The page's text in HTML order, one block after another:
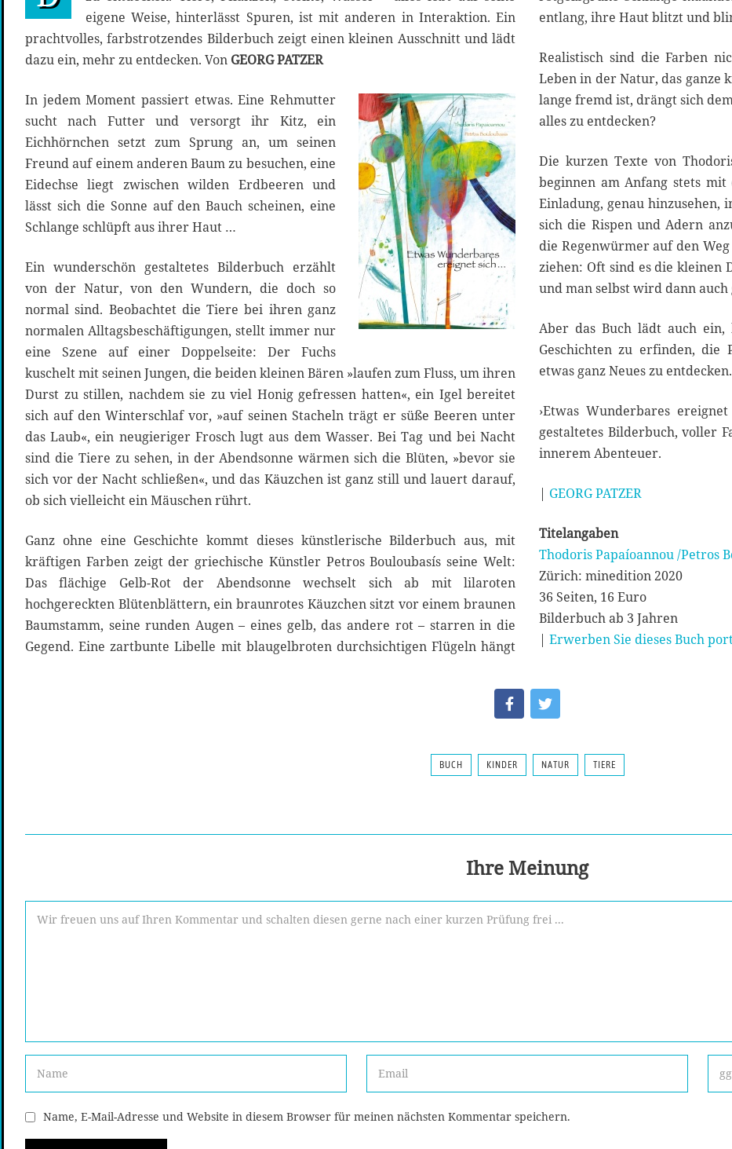
e
m
e
r
2
0
0
eigene Weise, hinterlässt Spuren, ist mit anderen in Interaktion. Ein
prachtvolles, farbstrotzendes Bilderbuch zeigt einen kleinen Ausschnitt und lädt
dazu ein, mehr zu entdecken. Von GEORG PATZER
In jedem Moment passiert etwas. Eine Rehmutter
sucht nach Futter und versorgt ihr Kitz, ein
Eichhörnchen setzt zum Sprung an, um seinen
Freund auf einem anderen Baum zu besuchen, eine
Eidechse liegt zwischen wilden Erdbeeren und
lässt sich die Sonne auf den Bauch scheinen, eine
Schlange schlüpft aus ihrer Haut …
Ein wunderschön gestaltetes Bilderbuch erzählt
von der Natur, von den Wundern, die doch so
normal sind. Beobachtet die Tiere bei ihren ganz
normalen Alltagsbeschäftigungen, stellt immer nur
eine Szene auf einer Doppelseite: Der Fuchs
kuschelt mit seinen Jungen, die beiden kleinen Bären »laufen zum Fluss, um ihren
Durst zu stillen, nachdem sie zu viel Honig gefressen hatten«, ein Igel bereitet
sich auf den Winterschlaf vor, »auf seinen Stacheln trägt er süße Beeren unter
das Laub«, ein neugieriger Frosch lugt aus dem Wasser. Bei Tag und bei Nacht
sind die Tiere zu sehen, in der Abendsonne wärmen sich die Blüten, »bevor sie
sich vor der Nacht schließen«, und das Käuzchen ist ganz still und lauert darauf,
ob sich vielleicht ein Mäuschen rührt.
Ganz ohne eine Geschichte kommt dieses künstlerische Bilderbuch aus, mit
kräftigen Farben zeigt der griechische Künstler Petros Bouloubasís seine Welt:
Das flächige Gelb-Rot der Abendsonne wechselt sich ab mit lilaroten
hochgereckten Blütenblättern, ein braunrotes Käuzchen sitzt vor einem braunen
Baumstamm, seine runden Augen – eines gelb, das andere rot – starren in die
Gegend. Eine zartbunte Libelle mit blaugelbroten durchsichtigen Flügeln hängt
entlang, ihre Haut blitzt und
Realistisch sind die Farben
Leben in der Natur, das ganze
lange fremd ist, drängt sich
alles zu entdecken?
Die kurzen Texte von
beginnen am Anfang stets
Einladung, genau hinzusehen,
sich die Rispen und Adern
die Regenwürmer auf den
ziehen: Oft sind es die kleinen
und man selbst wird dann auch
Aber das Buch lädt auch
Geschichten zu erfinden, die
etwas ganz Neues zu
›Etwas Wunderbares
gestaltetes Bilderbuch, voller
innerem Abenteuer.
| GEORG PATZER
Titelangaben
Thodoris Papaíoannou /Petros
Zürich: minedition 2020
36 Seiten, 16 Euro
Bilderbuch ab 3 Jahren
| Erwerben Sie dieses Buch
BUCH KINDER NATUR TIERE
Ihre Meinung
Name, E-Mail-Adresse und Website in diesem Browser für meinen nächsten Kommentar speichern.